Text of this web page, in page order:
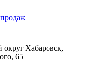
округ Хабаровск,
65